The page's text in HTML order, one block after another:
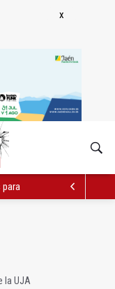
los daños del temporal
la UJA